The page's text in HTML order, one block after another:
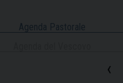
Agenda Pastorale
‹